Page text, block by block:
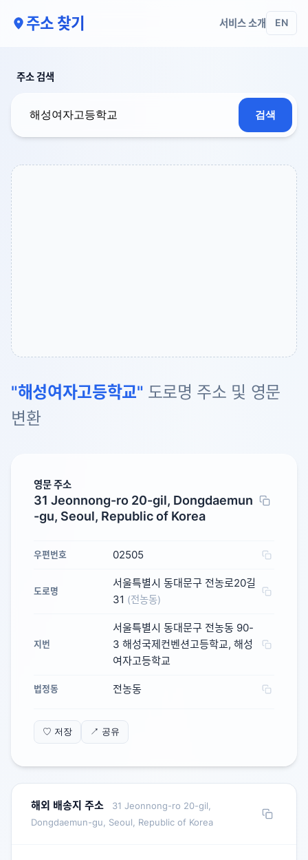
주소 찾기 서비스 소개 EN
주소 검색
검색
"해성여자고등학교" 도로명 주소 및 영문
변환
영문 주소
31 Jeonnong-ro 20-gil, Dongdaemun
-gu, Seoul, Republic of Korea
우편번호 02505
도로명
서울특별시 동대문구 전농로20길
31 (전농동)
지번
서울특별시 동대문구 전농동 90-
3 해성국제컨벤션고등학교, 해성
여자고등학교
법정동 전농동
♡ 저장 ↗ 공유
해외 배송지 주소
31 Jeonnong-ro 20-gil,
Dongdaemun-gu, Seoul, Republic of Korea